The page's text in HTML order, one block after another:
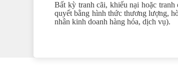
Bất kỳ tranh cãi, khiếu nại hoặc
quyết bằng hình thức thương lượng,
nhân kinh doanh hàng hóa, dịch vụ).